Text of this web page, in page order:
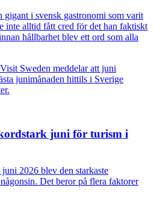
gigant i svensk gastronomi som varit
inte alltid fått cred för det han faktiskt
hållbarhet blev ett ord som alla
juni för turism i
2026 blev den starkaste
Det beror på flera faktorer